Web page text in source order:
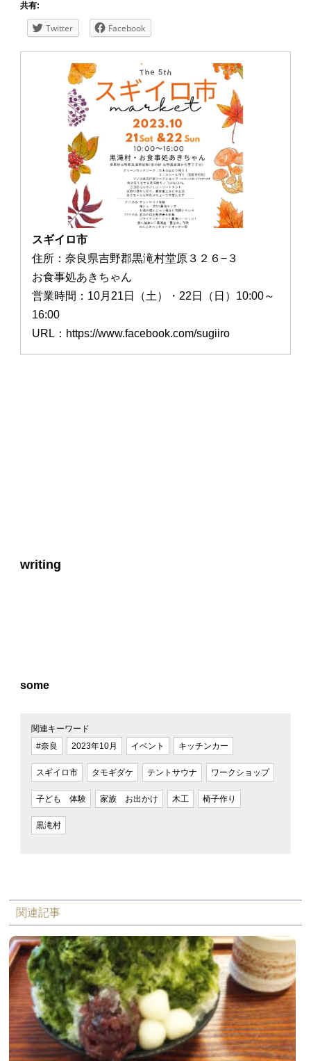
共有:
Twitter Facebook
スギイロ市
住所：奈良県吉野郡黒滝村堂原３２６−３
お食事処あきちゃん
営業時間：10月21日（土）・22日（日）10:00～
16:00
URL：https://www.facebook.com/sugiiro
writing
some
関連キーワード
#奈良
2023年10月 イベント キッチンカー
スギイロ市 タモギダケ テントサウナ ワークショップ
子ども 体験 家族 お出かけ 木工 椅子作り
黒滝村
関連記事